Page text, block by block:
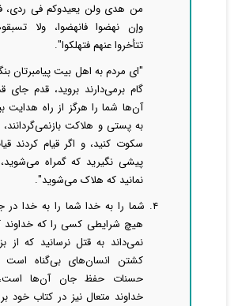
من هدی ولن یعیدوکم فی ردی، فإن
وإن نهضوا فانهضوا، ولا
تتأخروا عنهم فتهلکوا".
"ای مردم به اهل بیت پیامبرتان
گام برمی‌دارند بروید، قدم جای
آن‌ها ‌‌‌‌شما را هرگز از راه هدایت
به پستی و هلاکت
سکوت کنید، و اگر قیام کردند
پیشی نگیرید که گمراه
نمانید که هلاک می‌شوید".
۴. شما را به خدا شما را به خدا در
هیچ شرایطی کسی را که خداوند
نمی‌داند به قتل نرسانید که از
کشتن انسان‌های بی‌گناه است
حسنات حفظ جان آن‌ها است،
خداوند متعال نیز در کتاب خود